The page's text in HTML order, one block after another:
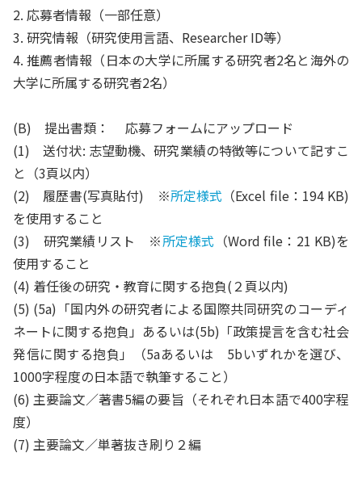
2. 応募者情報（一部任意）
3. 研究情報（研究使用言語、Researcher ID等）
4. 推薦者情報（日本の大学に所属する研究者2名と海外の
大学に所属する研究者2名）
(B) 提出書類： 応募フォームにアップロード
(1) 送付状: 志望動機、研究業績の特徴等について記すこ
と（3頁以内）
(2) 履歴書(写真貼付) ※所定様式 （Excel file：194 KB)
を使用すること
(3) 研究業績リスト ※所定様式 （Word file：21 KB)を
使用すること
(4) 着任後の研究・教育に関する抱負(２頁以内)
(5) (5a)「国内外の研究者による国際共同研究のコーディ
ネートに関する抱負」あるいは(5b)「政策提言を含む社会
発信に関する抱負」（5aあるいは 5bいずれかを選び、
1000字程度の日本語で執筆すること）
(6) 主要論文／著書5編の要旨（それぞれ日本語で400字程
度）
(7) 主要論文／単著抜き刷り２編